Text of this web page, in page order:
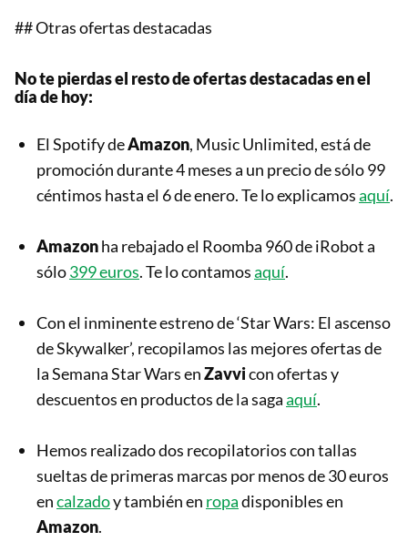
## Otras ofertas destacadas
No te pierdas el resto de ofertas destacadas en el
día de hoy:
El Spotify deAmazon, Music Unlimited, está de
promoción durante 4 meses a un precio de sólo 99
céntimos hasta el 6 de enero. Te lo explicamosaquí.
Amazonha rebajado el Roomba 960 de iRobot a
sólo399 euros. Te lo contamosaquí.
Con el inminente estreno de ‘Star Wars: El ascenso
de Skywalker’, recopilamos las mejores ofertas de
la Semana Star Wars enZavvicon ofertas y
descuentos en productos de la sagaaquí.
Hemos realizado dos recopilatorios con tallas
sueltas de primeras marcas por menos de 30 euros
encalzadoy también en ropadisponibles en
Amazon.